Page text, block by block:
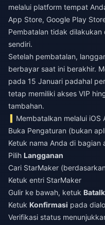
melalui platform tempat
App Store, Google Play
Pembatalan tidak
sendiri.
Setelah pembatalan,
berbayar saat ini berakhir.
pada 15 Januari padahal
tetap memiliki akses VIP
tambahan.
Membatalkan melalui iOS
Buka Pengaturan (bukan
Ketuk nama Anda di bagian
Pilih Langganan
Cari StarMaker
Ketuk entri StarMaker
Gulir ke bawah, ketuk
Ketuk Konfirmasi pada
Verifikasi status